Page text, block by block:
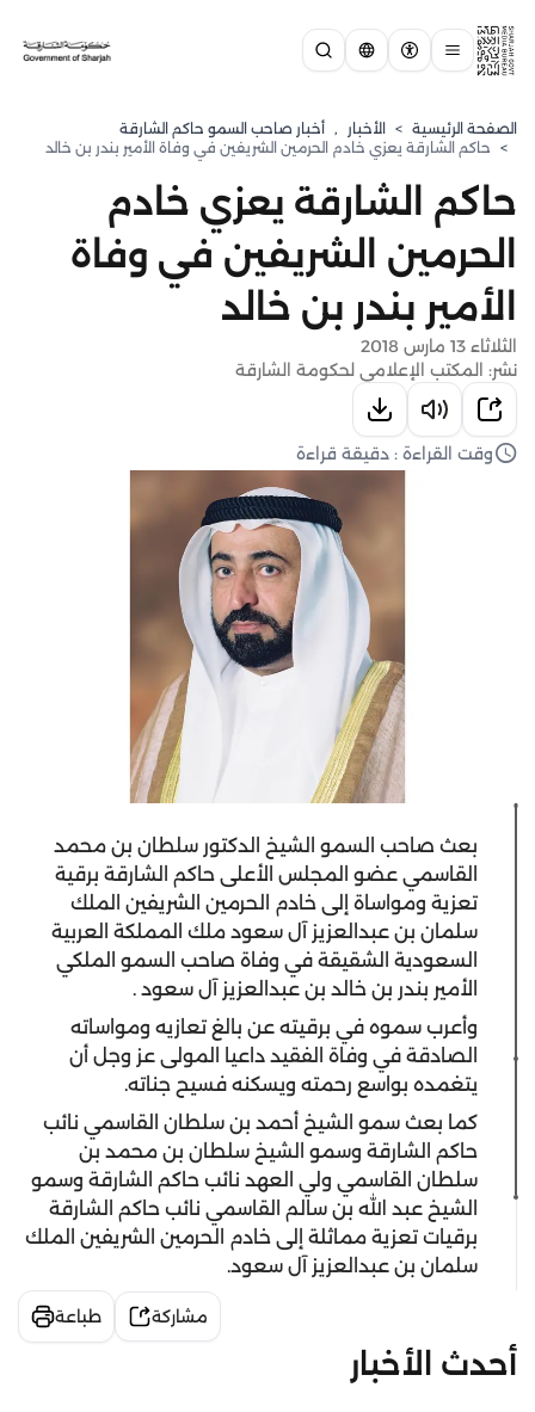
الصفحة الرئيسية > الأخبار , أخبار صاحب السمو حاكم الشارقة
> حاكم الشارقة يعزي خادم الحرمين الشريفين في وفاة الأمير بندر بن خالد
حاكم الشارقة يعزي خادم
الحرمين الشريفين في وفاة
الأمير بندر بن خالد
الثلاثاء 13 مارس 2018
نشر: المكتب الإعلامي لحكومة الشارقة
وقت القراءة : دقيقة قراءة
بعث صاحب السمو الشيخ الدكتور سلطان بن محمد
القاسمي عضو المجلس الأعلى حاكم الشارقة برقية
تعزية ومواساة إلى خادم الحرمين الشريفين الملك
سلمان بن عبدالعزيز آل سعود ملك المملكة العربية
السعودية الشقيقة في وفاة صاحب السمو الملكي
الأمير بندر بن خالد بن عبدالعزيز آل سعود .
وأعرب سموه في برقيته عن بالغ تعازيه ومواساته
الصادقة في وفاة الفقيد داعيا المولى عز وجل أن
يتغمده بواسع رحمته ويسكنه فسيح جناته.
كما بعث سمو الشيخ أحمد بن سلطان القاسمي نائب
حاكم الشارقة وسمو الشيخ سلطان بن محمد بن
سلطان القاسمي ولي العهد نائب حاكم الشارقة وسمو
الشيخ عبد الله بن سالم القاسمي نائب حاكم الشارقة
برقيات تعزية مماثلة إلى خادم الحرمين الشريفين الملك
سلمان بن عبدالعزيز آل سعود.
مشاركة طباعة
أحدث الأخبار